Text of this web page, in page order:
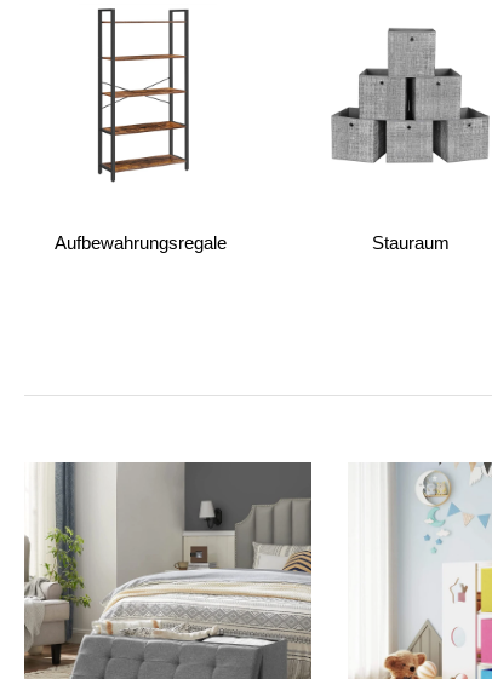
Aufbewahrungsregale Stauraum